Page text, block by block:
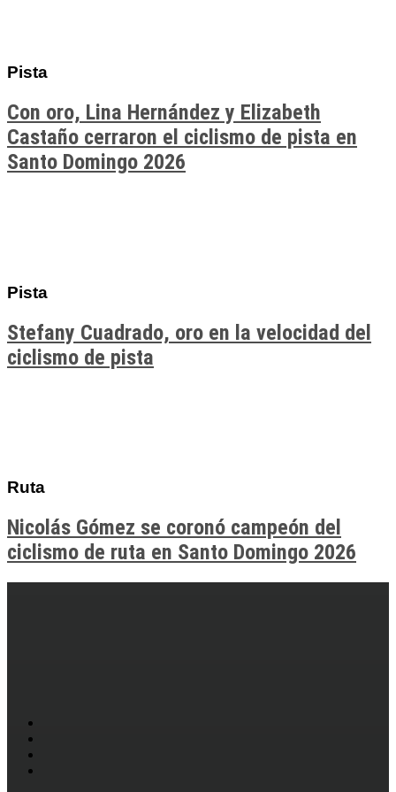
Pista
Con oro, Lina Hernández y Elizabeth
Castaño cerraron el ciclismo de pista en
Santo Domingo 2026
Pista
Stefany Cuadrado, oro en la velocidad del
ciclismo de pista
Ruta
Nicolás Gómez se coronó campeón del
ciclismo de ruta en Santo Domingo 2026